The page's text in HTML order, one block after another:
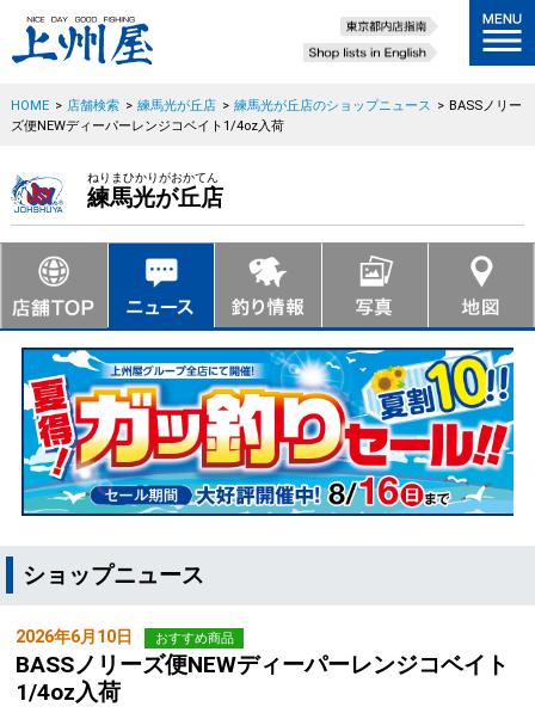
HOME > 店舗検索 > 練馬光が丘店 > 練馬光が丘店のショップニュース > BASSノリー
ズ便NEWディーパーレンジコベイト1/4oz入荷
ねりまひかりがおかてん
練馬光が丘店
ショップニュース
2026年6月10日 おすすめ商品
BASSノリーズ便NEWディーパーレンジコベイト
1/4oz入荷